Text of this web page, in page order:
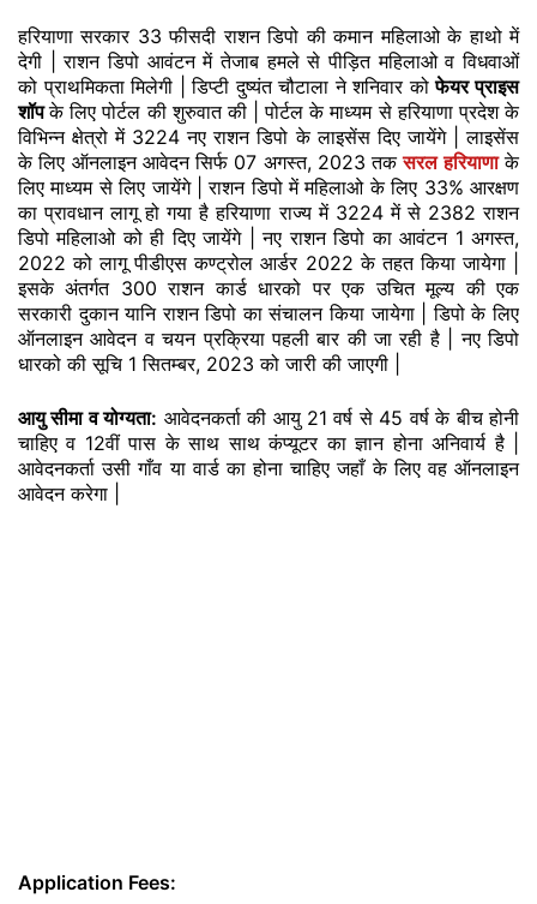
हरियाणा सरकार 33 फीसदी राशन डिपो की कमान महिलाओ के हाथो में
देगी | राशन डिपो आवंटन में तेजाब हमले से पीड़ित महिलाओ व विधवाओं
को प्राथमिकता मिलेगी | डिप्टी दुष्यंत चौटाला ने शनिवार कोफेयर प्राइस
शॉपके लिए पोर्टल की शुरुवात की | पोर्टल के माध्यम से हरियाणा प्रदेश के
विभिन्न क्षेत्रो में 3224 नए राशन डिपो के लाइसेंस दिए जायेंगे | लाइसेंस
के लिए ऑनलाइन आवेदन सिर्फ 07 अगस्त, 2023 तकसरल हरियाणाके
लिए माध्यम से लिए जायेंगे | राशन डिपो में महिलाओ के लिए 33% आरक्षण
का प्रावधान लागू हो गया है हरियाणा राज्य में 3224 में से 2382 राशन
डिपो महिलाओ को ही दिए जायेंगे | नए राशन डिपो का आवंटन 1 अगस्त,
2022 को लागू पीडीएस कण्ट्रोल आर्डर 2022 के तहत किया जायेगा |
इसके अंतर्गत 300 राशन कार्ड धारको पर एक उचित मूल्य की एक
सरकारी दुकान यानि राशन डिपो का संचालन किया जायेगा | डिपो के लिए
ऑनलाइन आवेदन व चयन प्रक्रिया पहली बार की जा रही है | नए डिपो
धारको की सूचि 1 सितम्बर, 2023 को जारी की जाएगी |
आयु सीमा व योग्यता: आवेदनकर्ता की आयु 21 वर्ष से 45 वर्ष के बीच होनी
चाहिए व 12वीं पास के साथ साथ कंप्यूटर का ज्ञान होना अनिवार्य है |
आवेदनकर्ता उसी गाँव या वार्ड का होना चाहिए जहाँ के लिए वह ऑनलाइन
आवेदन करेगा |
Application Fees: